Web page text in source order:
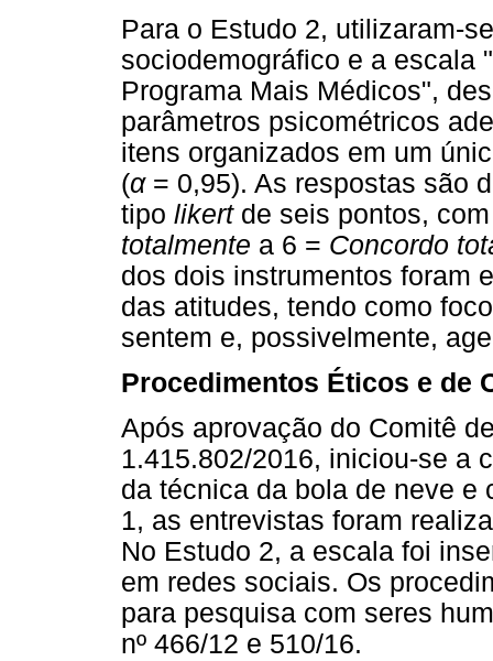
Para o Estudo 2, utilizaram-
sociodemográfico e a escala
Programa Mais Médicos",
parâmetros psicométricos
itens organizados em um
(α= 0,95). As respostas são
tipo likert de seis pontos,
totalmente a 6 = Concordo
dos dois instrumentos foram
das atitudes, tendo como
sentem e, possivelmente,
Procedimentos Éticos e de
Após aprovação do Comitê
1.415.802/2016, iniciou-se a
da técnica da bola de neve e
1, as entrevistas foram
No Estudo 2, a escala foi
em redes sociais. Os
para pesquisa com seres
nº 466/12 e 510/16.